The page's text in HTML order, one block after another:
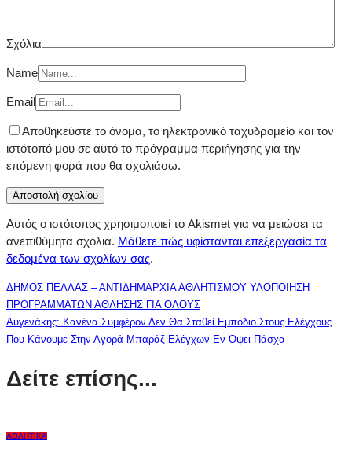
Σχόλια
Name
Email
Αποθηκεύστε το όνομα, το ηλεκτρονικό ταχυδρομείο και τον
ιστότοπό μου σε αυτό το πρόγραμμα περιήγησης για την
επόμενη φορά που θα σχολιάσω.
Αυτός ο ιστότοπος χρησιμοποιεί το Akismet για να μειώσει τα
ανεπιθύμητα σχόλια. Μάθετε πώς υφίστανται επεξεργασία τα
δεδομένα των σχολίων σας.
ΔΗΜΟΣ ΠΕΛΛΑΣ – ΑΝΤΙΔΗΜΑΡΧΙΑ ΑΘΛΗΤΙΣΜΟΥ ΥΛΟΠΟΙΗΣΗ
ΠΡΟΓΡΑΜΜΑΤΩΝ ΑΘΛΗΣΗΣ ΓΙΑ ΟΛΟΥΣ
Αυγενάκης: Κανένα Συμφέρον Δεν Θα Σταθεί Εμπόδιο Στους Ελέγχους
Που Κάνουμε Στην Αγορά Μπαράζ Ελέγχων Εν Όψει Πάσχα
Δείτε επίσης...
ΑΘΛΗΤΙΚΆ